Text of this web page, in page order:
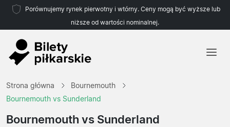
Porównujemy rynek pierwotny i wtórny. Ceny mogą być wyższe lub
niższe od wartości nominalnej.
Strona główna
Bournemouth
Bournemouth vs Sunderland
Bournemouth vs Sunderland